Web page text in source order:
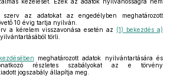
az adatokat az engedélyben meghatározott
10 évig tartja nyilván.
a kérelem visszavonása esetén az (1) bekezdés a)
törli.
meghatározott adatok nyilvántartására és
részletes szabályokat az e törvény
jogszabály állapítja meg.